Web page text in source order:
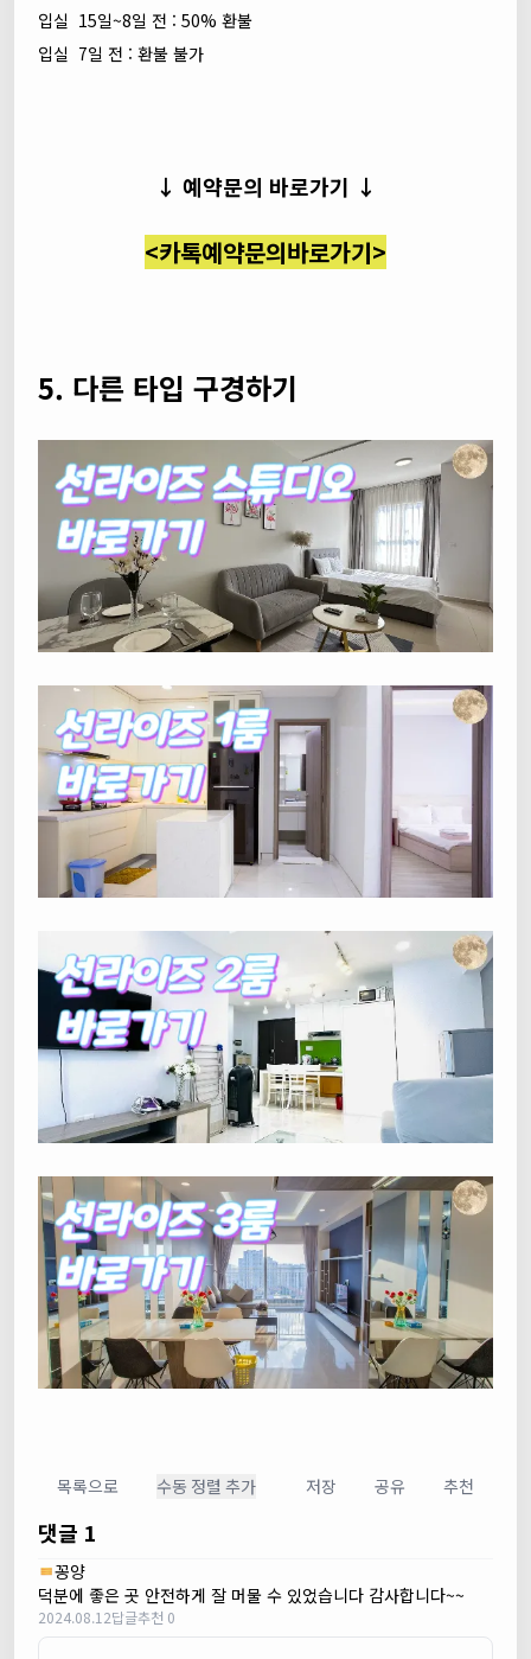
입실 15일~8일 전 : 50% 환불
입실 7일 전 : 환불 불가
↓ 예약문의 바로가기 ↓
<카톡예약문의바로가기>
5. 다른 타입 구경하기
목록으로 수동 정렬 추가 저장 공유 추천
댓글 1
꽁양
덕분에 좋은 곳 안전하게 잘 머물 수 있었습니다 감사합니다~~
2024.08.12답글추천 0